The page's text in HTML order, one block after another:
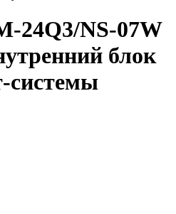
24Q3/NS-07W
блок
системы